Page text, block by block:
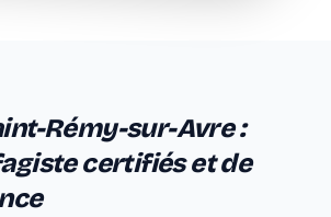
Rémy-sur-Avre :
certifiés et de